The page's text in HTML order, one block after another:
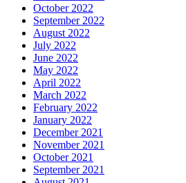
October 2022
September 2022
August 2022
July 2022
June 2022
May 2022
April 2022
March 2022
February 2022
January 2022
December 2021
November 2021
October 2021
September 2021